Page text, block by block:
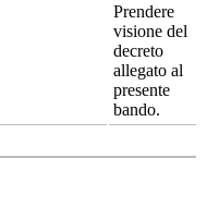
Prendere
visione del
decreto
allegato al
presente
bando.